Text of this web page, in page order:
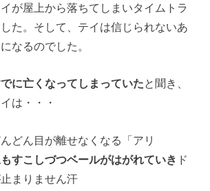
が屋上から落ちてしまいタイムトラ
た。そして、テイは信じられないあ
なるのでした。
に亡くなってしまっていたと聞き、
は・・・
どん目が離せなくなる「アリ
すこしづつベールがはがれていき ド
まりません汗